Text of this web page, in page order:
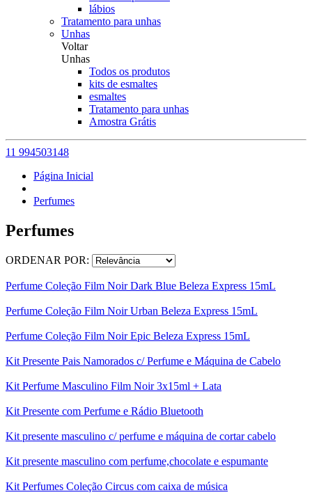
lábios
Tratamento para unhas
Unhas
Voltar
Unhas
Todos os produtos
kits de esmaltes
esmaltes
Tratamento para unhas
Amostra Grátis
11 994503148
Página Inicial
Perfumes
Perfumes
ORDENAR POR:
Perfume Coleção Film Noir Dark Blue Beleza Express 15mL
Perfume Coleção Film Noir Urban Beleza Express 15mL
Perfume Coleção Film Noir Epic Beleza Express 15mL
Kit Presente Pais Namorados c/ Perfume e Máquina de Cabelo
Kit Perfume Masculino Film Noir 3x15ml + Lata
Kit Presente com Perfume e Rádio Bluetooth
Kit presente masculino c/ perfume e máquina de cortar cabelo
Kit presente masculino com perfume,chocolate e espumante
Kit Perfumes Coleção Circus com caixa de música